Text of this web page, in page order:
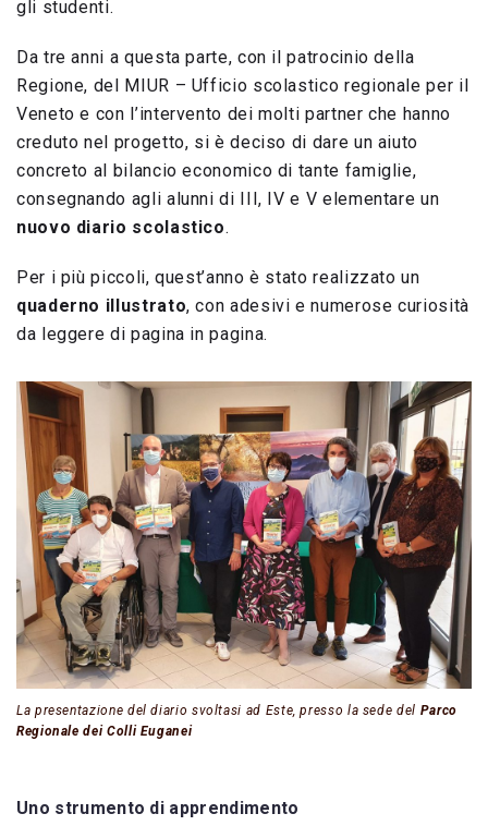
gli studenti.
Da tre anni a questa parte, con il patrocinio della
Regione, del MIUR – Ufficio scolastico regionale per il
Veneto e con l’intervento dei molti partner che hanno
creduto nel progetto, si è deciso di dare un aiuto
concreto al bilancio economico di tante famiglie,
consegnando agli alunni di III, IV e V elementare un
nuovo diario scolastico.
Per i più piccoli, quest’anno è stato realizzato un
quaderno illustrato, con adesivi e numerose curiosità
da leggere di pagina in pagina.
La presentazione del diario svoltasi ad Este, presso la sede del Parco
Regionale dei Colli Euganei
Uno strumento di apprendimento